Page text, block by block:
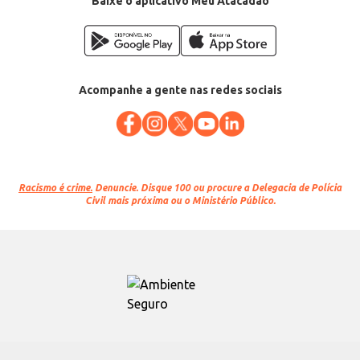
Acompanhe a gente nas redes sociais
Racismo é crime. Denuncie. Disque 100 ou procure a Delegacia de Polícia
Civil mais próxima ou o Ministério Público.